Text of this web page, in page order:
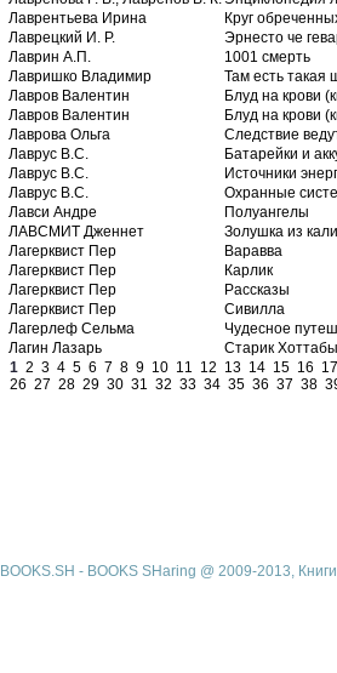
Лаврентьева Ирина
Круг
Лаврецкий И. Р.
Эрнесто че
Лаврин А.П.
1001 смерть
Лавришко Владимир
Там есть такая
Лавров Валентин
Блуд на крови
Лавров Валентин
Блуд на крови
Лаврова Ольга
Следствие
Лаврус В.С.
Батарейки и
Лаврус В.С.
Источники
Лаврус В.С.
Охранные
Лавси Андре
Полуангелы
ЛАВСМИТ Дженнет
Золушка из
Лагерквист Пер
Варавва
Лагерквист Пер
Карлик
Лагерквист Пер
Рассказы
Лагерквист Пер
Сивилла
Лагерлеф Сельма
Чудесное
Лагин Лазарь
Старик
1 2 3 4 5 6 7 8 9 10 11 12 13 14 15 16 17
26 27 28 29 30 31 32 33 34 35 36 37 38
BOOKS.SH - BOOKS SHaring @ 2009-2013,